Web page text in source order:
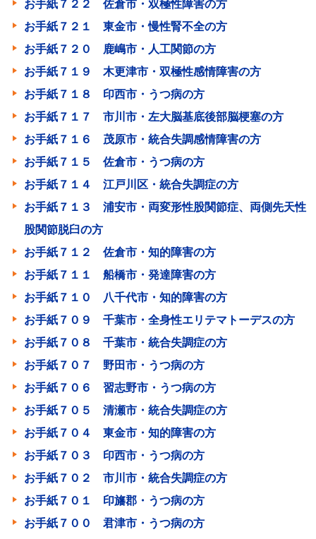
お手紙７２２ 佐倉市・双極性障害の方
お手紙７２１ 東金市・慢性腎不全の方
お手紙７２０ 鹿嶋市・人工関節の方
お手紙７１９ 木更津市・双極性感情障害の方
お手紙７１８ 印西市・うつ病の方
お手紙７１７ 市川市・左大脳基底後部脳梗塞の方
お手紙７１６ 茂原市・統合失調感情障害の方
お手紙７１５ 佐倉市・うつ病の方
お手紙７１４ 江戸川区・統合失調症の方
お手紙７１３ 浦安市・両変形性股関節症、両側先天性
股関節脱臼の方
お手紙７１２ 佐倉市・知的障害の方
お手紙７１１ 船橋市・発達障害の方
お手紙７１０ 八千代市・知的障害の方
お手紙７０９ 千葉市・全身性エリテマトーデスの方
お手紙７０８ 千葉市・統合失調症の方
お手紙７０７ 野田市・うつ病の方
お手紙７０６ 習志野市・うつ病の方
お手紙７０５ 清瀬市・統合失調症の方
お手紙７０４ 東金市・知的障害の方
お手紙７０３ 印西市・うつ病の方
お手紙７０２ 市川市・統合失調症の方
お手紙７０１ 印旛郡・うつ病の方
お手紙７００ 君津市・うつ病の方